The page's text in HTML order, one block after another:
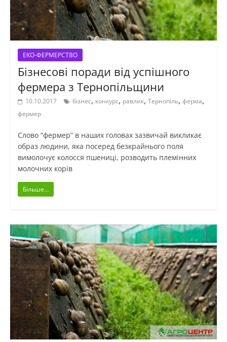
ЕКО-ФЕРМЕРСТВО
Бізнесові поради від успішного
фермера з Тернопільщини
10.10.2017 бізнес, конкурс, равлик, Тернопіль, ферма,
фермер
Слово “фермер” в наших головах зазвичай викликає
образ людини, яка посеред безкрайнього поля
вимолочує колосся пшениці, розводить племінних
молочних корів
Більше...